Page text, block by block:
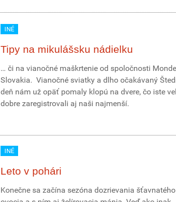
INÉ
Tipy na mikulášsku nádielku
… či na vianočné maškrtenie od spoločnosti
Slovakia. Vianočné sviatky a dlho očakávaný
deň nám už opäť pomaly klopú na dvere, čo iste
dobre zaregistrovali aj naši najmenší.
INÉ
Leto v pohári
Konečne sa začína sezóna dozrievania šťavnatého